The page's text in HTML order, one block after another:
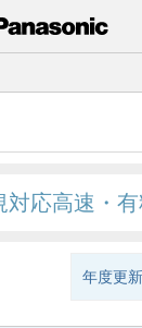
対応高速・
年度更